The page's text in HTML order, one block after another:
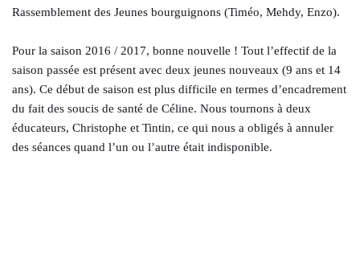
Rassemblement des Jeunes bourguignons (Timéo, Mehdy, Enzo).
Pour la saison 2016 / 2017, bonne nouvelle ! Tout l’effectif de la
saison passée est présent avec deux jeunes nouveaux (9 ans et 14
ans). Ce début de saison est plus difficile en termes d’encadrement
du fait des soucis de santé de Céline. Nous tournons à deux
éducateurs, Christophe et Tintin, ce qui nous a obligés à annuler
des séances quand l’un ou l’autre était indisponible.